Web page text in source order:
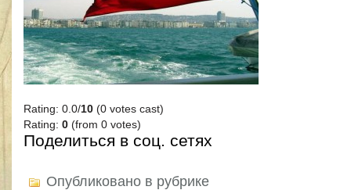
Rating: 0.0/10 (0 votes cast)
Rating: 0 (from 0 votes)
Поделиться в соц. сетях
Опубликовано в рубрике